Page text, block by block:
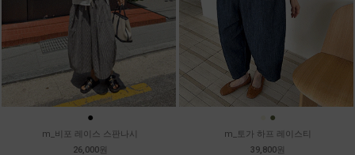
●
m_비포 레이스 스판나시
26,000원
●
m_토가 하프 레이스티
39,800원